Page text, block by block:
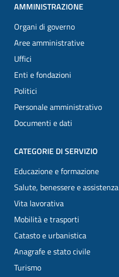
AMMINISTRAZIONE
Organi di governo
Aree amministrative
Uffici
Enti e fondazioni
Politici
Personale amministrativo
Documenti e dati
CATEGORIE DI SERVIZIO
Educazione e formazione
Salute, benessere e assistenza
Vita lavorativa
Mobilità e trasporti
Catasto e urbanistica
Anagrafe e stato civile
Turismo